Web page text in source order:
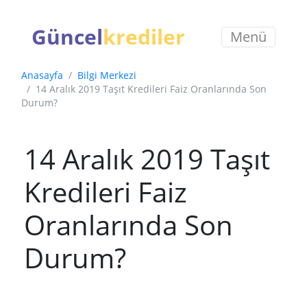
Güncelkrediler Menü
Anasayfa
Bilgi Merkezi
14 Aralık 2019 Taşıt Kredileri Faiz Oranlarında Son
Durum?
14 Aralık 2019 Taşıt
Kredileri Faiz
Oranlarında Son
Durum?